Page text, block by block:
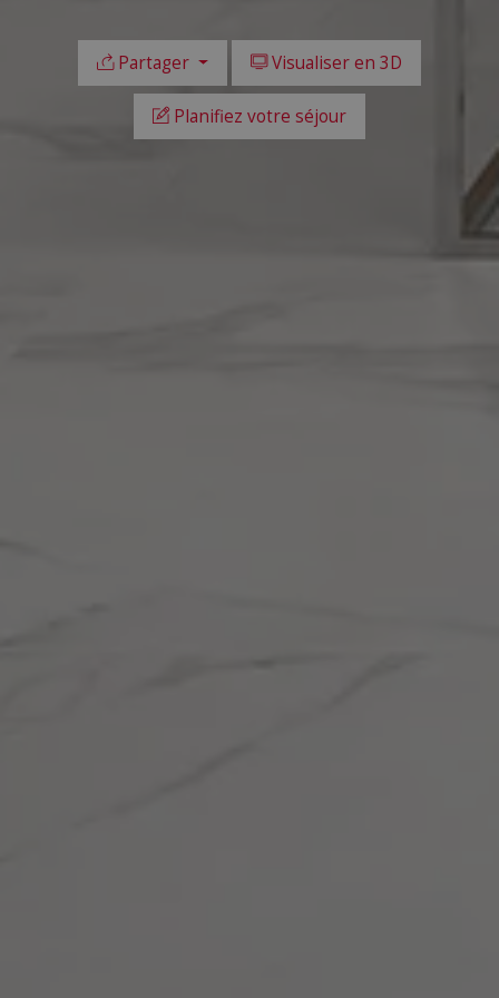
Partager Visualiser en 3D
Planifiez votre séjour